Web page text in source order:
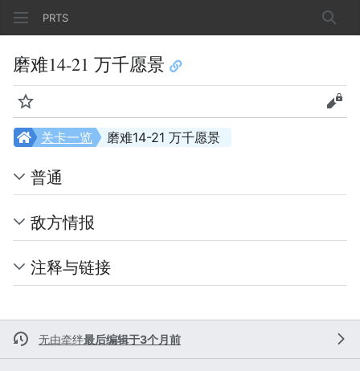
PRTS 搜索
磨难14-21 万千愿景
监视 查看
磨难14-21 万千愿景
关卡一览
普通
敌方情报
注释与链接
无由牵绊最后编辑于3个月前